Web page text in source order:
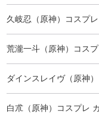
久岐忍（原神）コスプ
荒瀧一斗（原神）コス
ダインスレイヴ（原神
白朮（原神）コスプレ